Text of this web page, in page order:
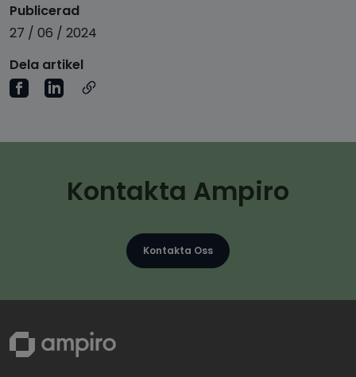
Publicerad
27 / 06 / 2024
Dela artikel
Kontakta Ampiro
Kontakta Oss